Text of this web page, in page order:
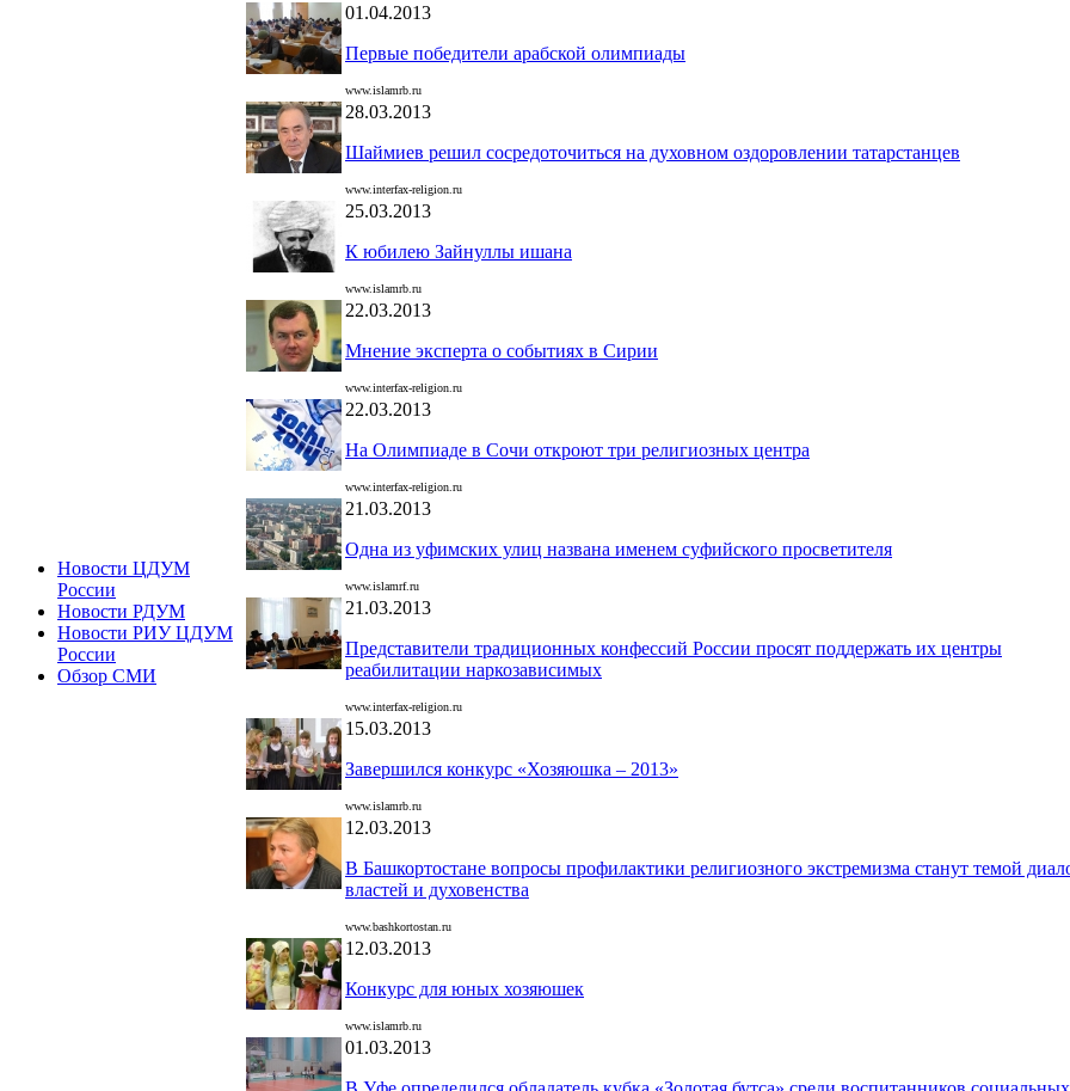
Новости ЦДУМ
России
Новости РДУМ
Новости РИУ ЦДУМ
России
Обзор СМИ
01.04.2013
Первые победители арабской олимпиады
www.islamrb.ru
28.03.2013
Шаймиев решил сосредоточиться на духовном оздоровлении татарстанцев
www.interfax-religion.ru
25.03.2013
К юбилею Зайнуллы ишана
www.islamrb.ru
22.03.2013
Мнение эксперта о событиях в Сирии
www.interfax-religion.ru
22.03.2013
На Олимпиаде в Сочи откроют три религиозных центра
www.interfax-religion.ru
21.03.2013
Одна из уфимских улиц названа именем суфийского просветителя
www.islamrf.ru
21.03.2013
Представители традиционных конфессий России просят поддержать их центры
реабилитации наркозависимых
www.interfax-religion.ru
15.03.2013
Завершился конкурс «Хозяюшка – 2013»
www.islamrb.ru
12.03.2013
В Башкортостане вопросы профилактики религиозного экстремизма станут темой
властей и духовенства
www.bashkortostan.ru
12.03.2013
Конкурс для юных хозяюшек
www.islamrb.ru
01.03.2013